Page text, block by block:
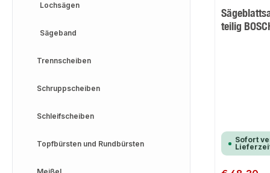
Lochsägen
Sägeband
Trennscheiben
Schruppscheiben
Schleifscheiben
Topfbürsten und Rundbürsten
teilig
Sofort
Regulärer Preis: